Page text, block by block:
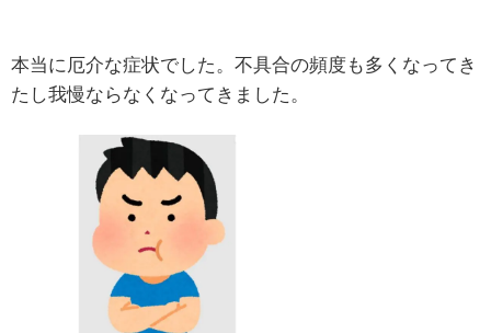
本当に厄介な症状でした。不具合の頻度も多くなってき
たし我慢ならなくなってきました。